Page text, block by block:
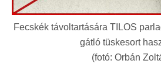
Fecskék távoltartására TILOS
gátló tüskesort
(fotó: Orbán